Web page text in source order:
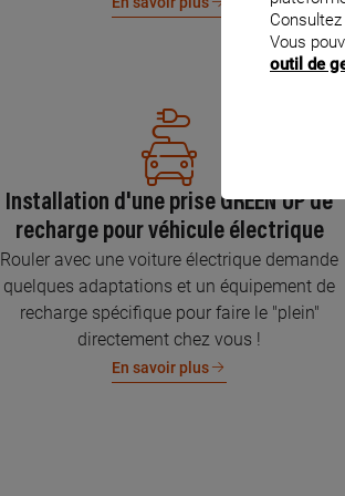
Installation d'une prise GREEN'UP de
recharge pour véhicule électrique
Rouler avec une voiture électrique demande
quelques adaptations et un équipement de
recharge spécifique pour faire le "plein"
directement chez vous !
En savoir plus
Vous
outil de